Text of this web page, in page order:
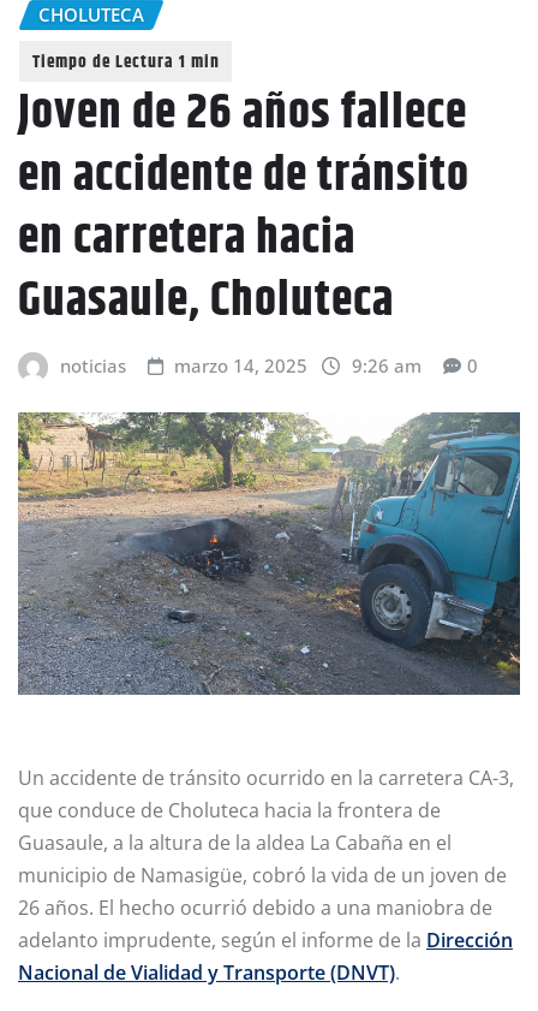
CHOLUTECA
Joven de 26 años fallece
en accidente de tránsito
en carretera hacia
Guasaule, Choluteca
noticias marzo 14, 2025 9:26 am 0
Un accidente de tránsito ocurrido en la carretera CA-3,
que conduce de Choluteca hacia la frontera de
Guasaule, a la altura de la aldea La Cabaña en el
municipio de Namasigüe, cobró la vida de un joven de
26 años. El hecho ocurrió debido a una maniobra de
adelanto imprudente, según el informe de la Dirección
Nacional de Vialidad y Transporte (DNVT).